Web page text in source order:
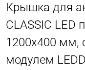
Крышка для
CLASSIC LED
1200х400 мм,
модулем